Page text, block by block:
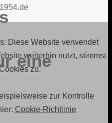
eine
Diese Website verwendet
weiterhin nutzt, stimmst
zu.
zur Kontrolle
Cookie-Richtlinie